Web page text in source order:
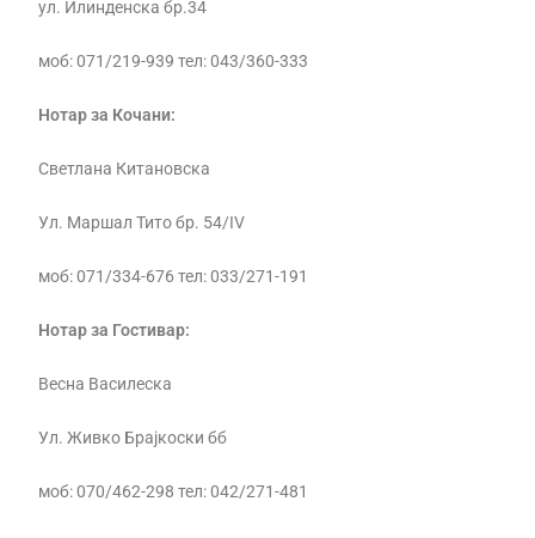
ул. Илинденска бр.34
моб: 071/219-939 тел: 043/360-333
Нотар за Кочани:
Светлана Китановска
Ул. Маршал Тито бр. 54/IV
моб: 071/334-676 тел: 033/271-191
Нотар за Гостивар:
Весна Василеска
Ул. Живко Брајкоски бб
моб: 070/462-298 тел: 042/271-481